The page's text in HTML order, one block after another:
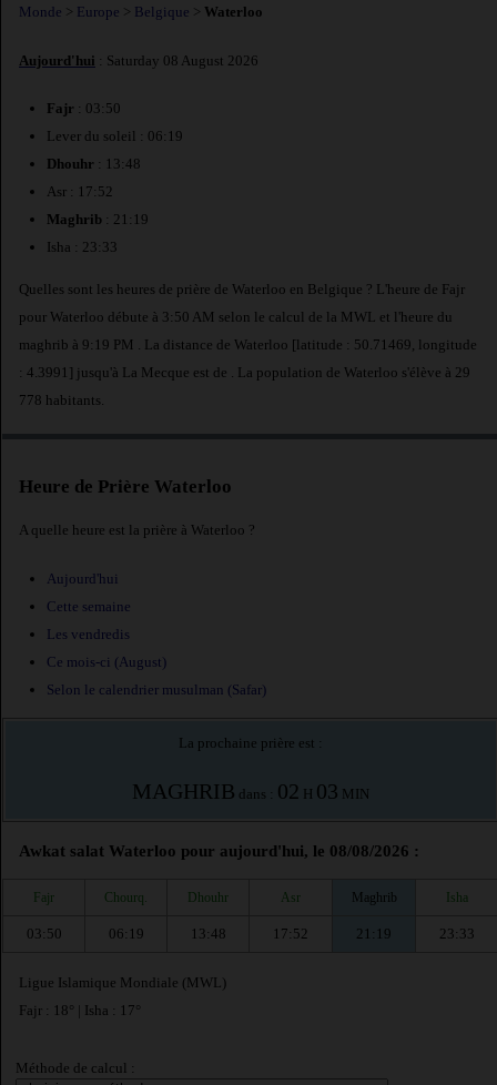
Monde > Europe > Belgique > Waterloo
Aujourd'hui : Saturday 08 August 2026
Fajr : 03:50
Lever du soleil : 06:19
Dhouhr : 13:48
Asr : 17:52
Maghrib : 21:19
Isha : 23:33
Quelles sont les heures de prière de Waterloo en Belgique ? L'heure de Fajr
pour Waterloo débute à 3:50 AM selon le calcul de la MWL et l'heure du
maghrib à 9:19 PM . La distance de Waterloo [latitude : 50.71469, longitude
: 4.3991] jusqu'à La Mecque est de . La population de Waterloo s'élève à 29
778 habitants.
Heure de Prière Waterloo
A quelle heure est la prière à Waterloo ?
Aujourd'hui
Cette semaine
Les vendredis
Ce mois-ci (August)
Selon le calendrier musulman (Safar)
La prochaine prière est :
MAGHRIB dans : 02 H 03 MIN
Awkat salat Waterloo pour aujourd'hui, le 08/08/2026 :
Fajr Chourq. Dhouhr Asr Maghrib Isha
03:50 06:19 13:48 17:52 21:19 23:33
Ligue Islamique Mondiale (MWL)
Fajr : 18° | Isha : 17°
Méthode de calcul :